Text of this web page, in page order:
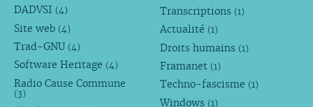
DADVSI (4)
Site web (4)
Trad-GNU (4)
Software Heritage (4)
Radio Cause Commune
(3)
Transcriptions (1)
Actualité (1)
Droits humains (1)
Framanet (1)
Techno-fascisme (1)
Windows (1)